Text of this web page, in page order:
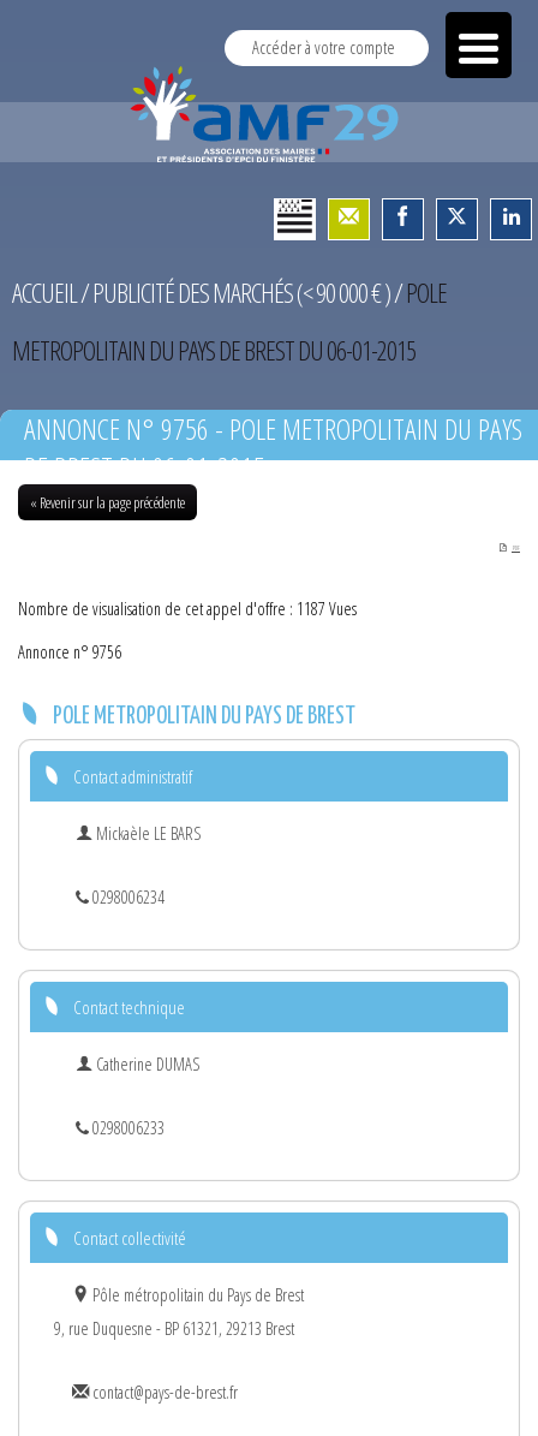
Accéder à votre compte
ACCUEIL/PUBLICITÉ DES MARCHÉS (< 90 000 € )/POLE
METROPOLITAIN DU PAYS DE BREST DU 06-01-2015
ANNONCE N° 9756 - POLE METROPOLITAIN DU PAYS
DE BREST DU 06-01-2015
« Revenir sur la page précédente
PDF
Nombre de visualisation de cet appel d'offre : 1187 Vues
Annonce n° 9756
POLE METROPOLITAIN DU PAYS DE BREST
Contact administratif
Mickaèle LE BARS
0298006234
Contact technique
Catherine DUMAS
0298006233
Contact collectivité
Pôle métropolitain du Pays de Brest
9, rue Duquesne - BP 61321, 29213 Brest
contact@pays-de-brest.fr